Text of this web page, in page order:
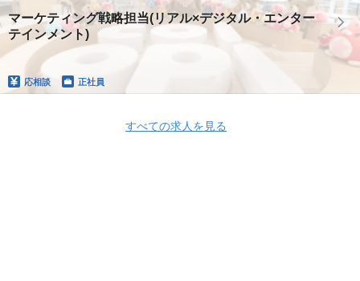
マーケティング戦略担当(リアル×デジタル・エンター
テインメント)
応相談 正社員
すべての求人を見る